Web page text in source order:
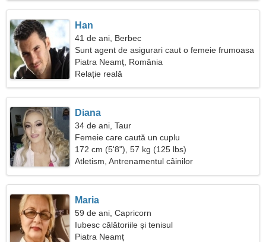
Han
41 de ani, Berbec
Sunt agent de asigurari caut o femeie frumoasa
Piatra Neamț, România
Relație reală
Diana
34 de ani, Taur
Femeie care caută un cuplu
172 cm (5'8"), 57 kg (125 lbs)
Atletism, Antrenamentul câinilor
Maria
59 de ani, Capricorn
Iubesc călătoriile și tenisul
Piatra Neamț